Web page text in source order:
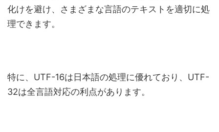
化けを避け、さまざまな言語のテキストを適切に処
理できます。
特に、UTF-16は日本語の処理に優れており、UTF-
32は全言語対応の利点があります。